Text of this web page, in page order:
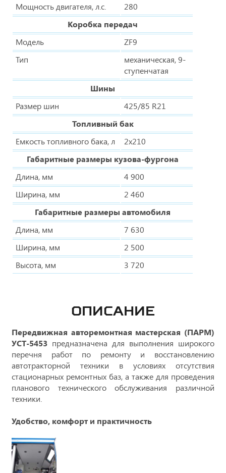
Мощность двигателя, л.с.
280
Коробка передач
Модель
ZF9
Тип
механическая, 9-
ступенчатая
Шины
Размер шин
425/85 R21
Топливный бак
Емкость топливного бака, л
2x210
Габаритные размеры кузова-фургона
Длина, мм
4 900
Ширина, мм
2 460
Габаритные размеры автомобиля
Длина, мм
7 630
Ширина, мм
2 500
Высота, мм
3 720
ОПИСАНИЕ
Передвижная авторемонтная мастерская (ПАРМ)
УСТ-5453 предназначена для выполнения широкого
перечня работ по ремонту и восстановлению
автотракторной техники в условиях отсутствия
стационарных ремонтных баз, а также для проведения
планового технического обслуживания различной
техники.
Удобство, комфорт и практичность